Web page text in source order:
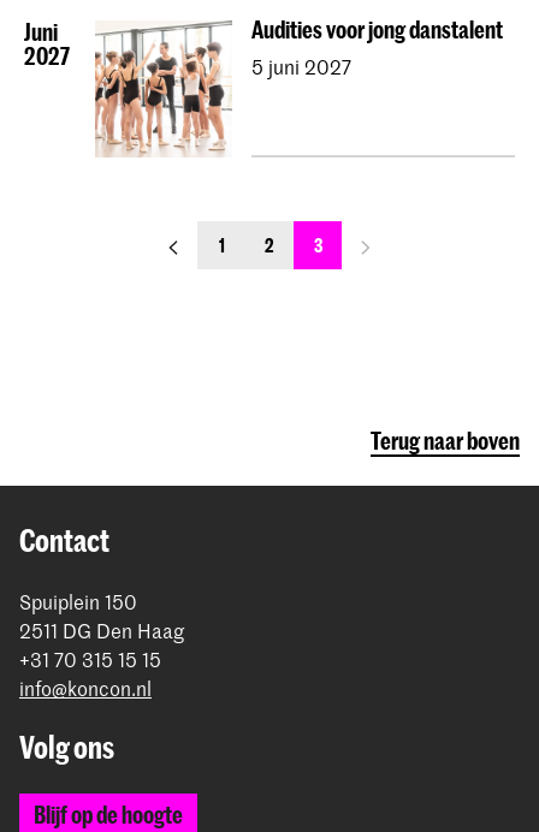
Juni
2027
Audities voor jong danstalent
5 juni 2027
previous_page
1 2 3 next_page
Terug naar boven
Contact
Spuiplein 150
2511 DG Den Haag
+31 70 315 15 15
info@koncon.nl
Volg ons
Blijf op de hoogte